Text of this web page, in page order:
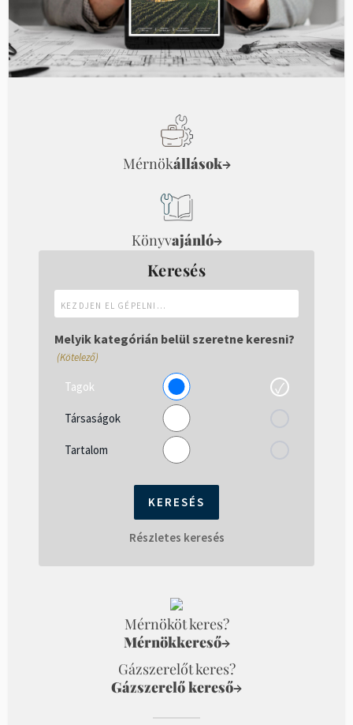
Mérnökállások→
Könyvajánló→
Keresés
el
gépelni...
Melyik kategórián belül szeretne keresni?
(Kötelező)
Tagok
Társaságok
Tartalom
Részletes keresés
Mérnököt keres?
Mérnökkereső→
Gázszerelőt keres?
Gázszerelő kereső→